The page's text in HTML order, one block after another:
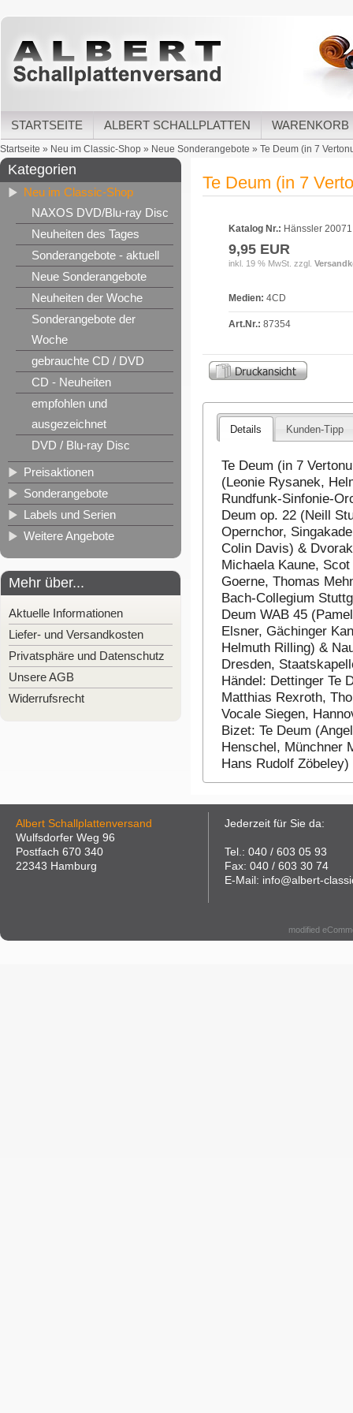
STARTSEITE ALBERT SCHALLPLATTEN WARENKORB
Startseite » Neu im Classic-Shop » Neue Sonderangebote » Te Deum (in 7
Kategorien
Neu im Classic-Shop
NAXOS DVD/Blu-ray Disc
Neuheiten des Tages
Sonderangebote - aktuell
Neue Sonderangebote
Neuheiten der Woche
Sonderangebote der
Woche
gebrauchte CD / DVD
CD - Neuheiten
empfohlen und
ausgezeichnet
DVD / Blu-ray Disc
Preisaktionen
Sonderangebote
Labels und Serien
Weitere Angebote
Mehr über...
Aktuelle Informationen
Liefer- und Versandkosten
Privatsphäre und Datenschutz
Unsere AGB
Widerrufsrecht
Te Deum (in 7
Katalog Nr.: Hänssler
9,95 EUR
inkl. 19 % MwSt. zzgl.
Medien: 4CD
Art.Nr.: 87354
Details Kunden-Tipp
Te Deum (in 7
(Leonie Rysanek,
Rundfunk-Sinfonie-
Deum op. 22 (Neill
Opernchor,
Colin Davis) &
Michaela Kaune,
Goerne, Thomas
Bach-Collegium
Deum WAB 45
Elsner, Gächinger
Helmuth Rilling) &
Dresden,
Händel: Dettinger Te
Matthias Rexroth,
Vocale Siegen,
Bizet: Te Deum
Henschel, Münchner
Hans Rudolf
Albert Schallplattenversand
Wulfsdorfer Weg 96
Postfach 670 340
22343 Hamburg
Jederzeit für Sie da:
Tel.: 040 / 603 05 93
Fax: 040 / 603 30 74
E-Mail: info@albert-
modified